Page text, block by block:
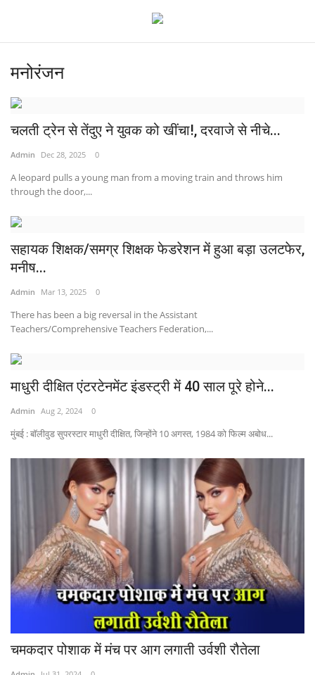
देश
मध्य प्रदेश
छत्तीसगढ़
राष्ट्रीय
राज्य
व्यापार
संपादकीय
मनोरंजन
मैगज़ीन की लेख
प्रमुख खबर
हेल्थ
मनोरंजन
चलती ट्रेन से तेंदुए ने युवक को खींचा!, दरवाजे से नीचे...
Admin Dec 28, 2025 0
A leopard pulls a young man from a moving train and throws him
through the door,...
सहायक शिक्षक/समग्र शिक्षक फेडरेशन में हुआ बड़ा उलटफेर,
मनीष...
Admin Mar 13, 2025 0
There has been a big reversal in the Assistant
Teachers/Comprehensive Teachers Federation,...
माधुरी दीक्षित एंटरटेनमेंट इंडस्ट्री में 40 साल पूरे होने...
Admin Aug 2, 2024 0
मुंबई : बॉलीवुड सुपरस्टार माधुरी दीक्षित, जिन्होंने 10 अगस्त, 1984 को फिल्म अबोध...
चमकदार पोशाक में मंच पर आग लगाती उर्वशी रौतेला